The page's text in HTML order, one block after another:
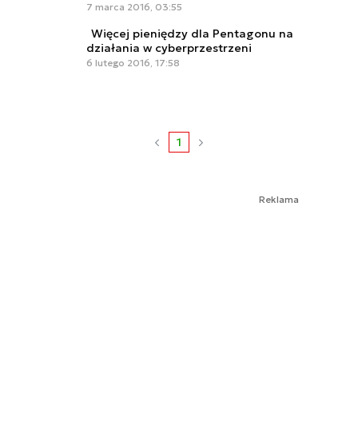
7 marca 2016, 03:55
Więcej pieniędzy dla Pentagonu na
działania w cyberprzestrzeni
6 lutego 2016, 17:58
1
Reklama